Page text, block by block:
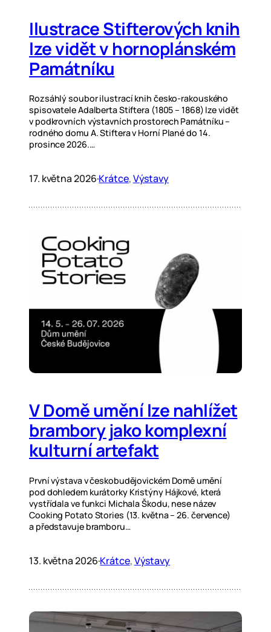
Ilustrace Stifterových knih
lze vidět v hornoplánském
Památníku
Rozsáhlý soubor ilustrací knih česko-rakouského
spisovatele Adalberta Stiftera (1805 – 1868) lze vidět
v podkrovních výstavních prostorech Památníku –
rodného domu A. Stiftera v Horní Plané do 14.
prosince 2026.…
17. května 2026·Krátce, Výstavy
V Domě umění lze nahlížet
brambory jako komplexní
kulturní artefakt
První výstava v českobudějovickém Domě umění
pod dohledem kurátorky Kristýny Hájkové, která
vystřídala ve funkci Michala Škodu, nese název
Cooking Potato Stories (13. května – 26. července)
a představuje bramboru…
13. května 2026·Krátce, Výstavy